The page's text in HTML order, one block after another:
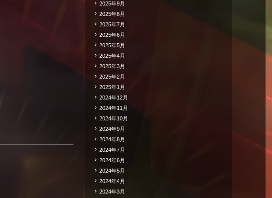
2025年9月
2025年8月
2025年7月
2025年6月
2025年5月
2025年4月
2025年3月
2025年2月
2025年1月
2024年12月
2024年11月
2024年10月
2024年9月
2024年8月
2024年7月
2024年6月
2024年5月
2024年4月
2024年3月